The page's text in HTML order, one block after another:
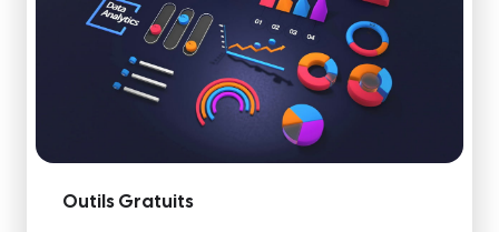
Outils Gratuits